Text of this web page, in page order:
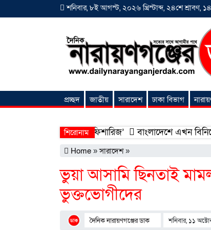
শনিবার, ৮ই আগস্ট, ২০২৬ খ্রিস্টাব্দ, ২৪শে শ্রাবণ,
প্রচ্ছদ জাতীয় সারাদেশ ঢাকা বিভাগ
শিরোনাম
মোহাম্মদিয়া ফিশারিজ’ বাংলাদেশে এখন বিনিয়োগের
Home »সারাদেশ»
ভুয়া আসামি ছিনতাই
ভুক্তভোগীদের
দৈনিক নারায়ণগঞ্জের ডাক শনিবার, ১১